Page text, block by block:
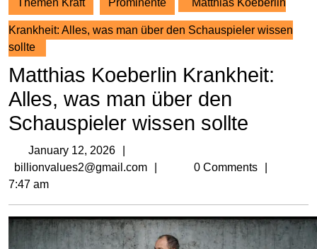
Themen Kraft Prominente Matthias Koeberlin
Krankheit: Alles, was man über den Schauspieler wissen
sollte
Matthias Koeberlin Krankheit:
Alles, was man über den
Schauspieler wissen sollte
January 12, 2026
12,
billionvalues2@gmail.com billionvalues2@gmail.com
0 Comments
7:47 am